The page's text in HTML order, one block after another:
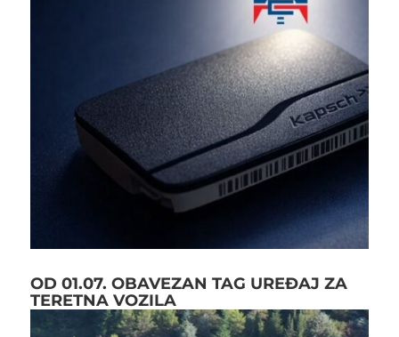
OD 01.07. OBAVEZAN TAG UREĐAJ ZA
TERETNA VOZILA